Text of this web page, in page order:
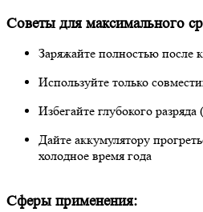
Советы для максимального
Заряжайте полностью после
Используйте только
Избегайте глубокого
Дайте аккумулятору
холодное время года
Сферы применения: